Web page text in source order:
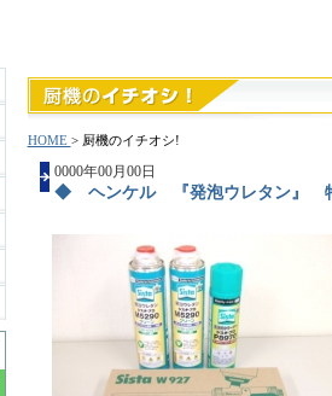
HOME > 厨機のイチオシ!
0000年00月00日
◆ ヘンケル 『発泡ウレタン